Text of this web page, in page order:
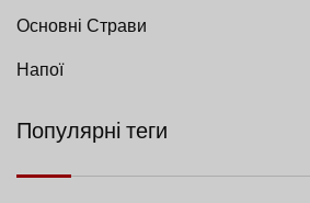
Основні Страви
Напої
Популярні теги